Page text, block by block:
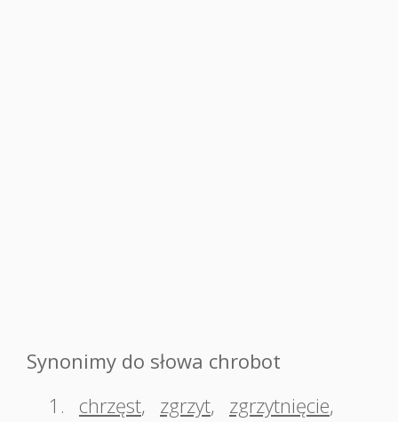
Synonimy do słowa chrobot
1.
chrzęst, zgrzyt, zgrzytnięcie,